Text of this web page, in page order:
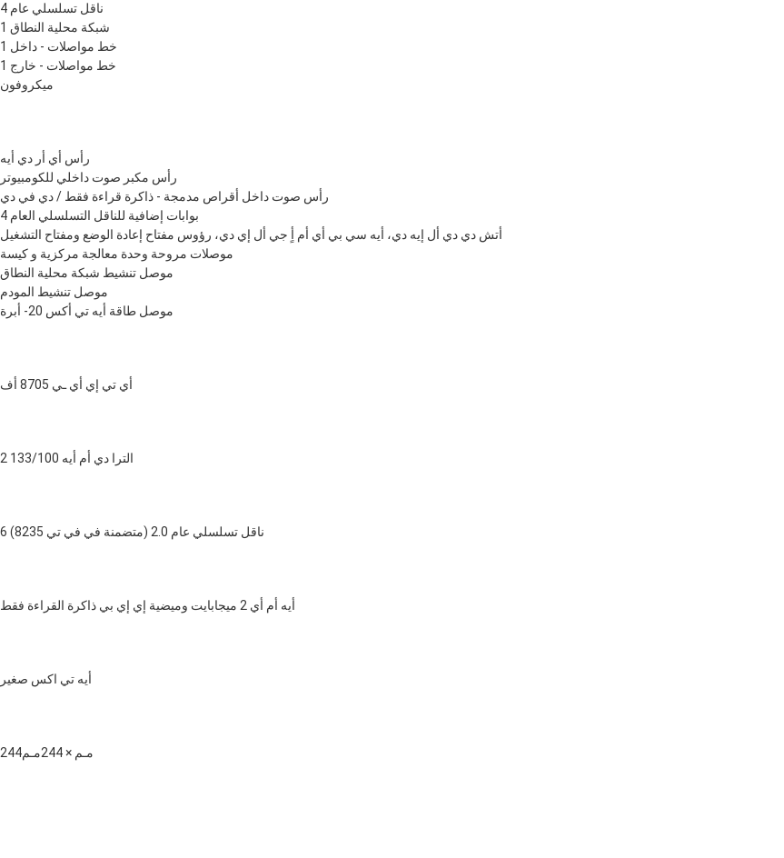
ناقل تسلسلي عام 4
1 شبكة محلية النطاق
1 خط مواصلات - داخل
1 خط مواصلات - خارج
ميكروفون
رأس أي أر دي أيه
رأس مكبر صوت داخلي للكومبيوتر
رأس صوت داخل أقراص مدمجة - ذاكرة قراءة فقط / دي في دي
4 بوابات إضافية للناقل التسلسلي العام
أتش دي دي أل إيه دي، أيه سي بي أي أم أٍ جي أل إي دي، رؤوس مفتاح إعادة الوضع ومفتاح التشغيل
موصلات مروحة وحدة معالجة مركزية و كيسة
موصل تنشيط شبكة محلية النطاق
موصل تنشيط المودم
موصل طاقة أيه تي أكس 20- أبرة
أي تي إي أي ـي 8705 أف
2 الترا دي أم أيه 133/100
6 ناقل تسلسلي عام 2.0 (متضمنة في في تي 8235)
أيه أم أي 2 ميجابايت وميضية إي إي بي ذاكرة القراءة فقط
أيه تي اكس صغير
244مـم × 244مـم